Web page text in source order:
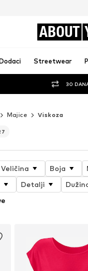
ABOUT
Streetwear
30
Majice Viskoza
Veličina Boja
Detalji